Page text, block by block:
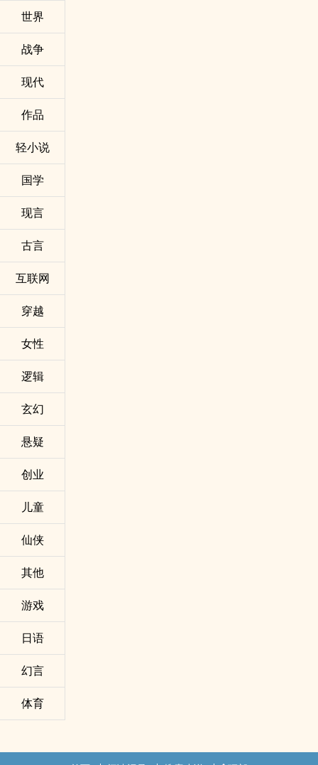
世界
战争
现代
作品
轻小说
国学
现言
古言
互联网
穿越
女性
逻辑
玄幻
悬疑
创业
儿童
仙侠
其他
游戏
日语
幻言
体育